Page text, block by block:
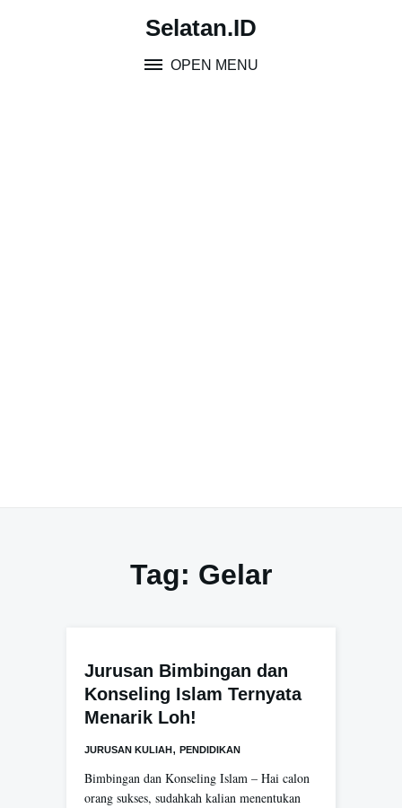
Selatan.ID
OPEN MENU
Tag: Gelar
Jurusan Bimbingan dan
Konseling Islam Ternyata
Menarik Loh!
JURUSAN KULIAH, PENDIDIKAN
Bimbingan dan Konseling Islam – Hai calon
orang sukses, sudahkah kalian menentukan